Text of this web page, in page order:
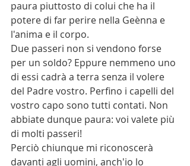
paura piuttosto di colui che ha il
potere di far perire nella Geènna e
l'anima e il corpo.
Due passeri non si vendono forse
per un soldo? Eppure nemmeno uno
di essi cadrà a terra senza il volere
del Padre vostro. Perfino i capelli del
vostro capo sono tutti contati. Non
abbiate dunque paura: voi valete più
di molti passeri!
Perciò chiunque mi riconoscerà
davanti agli uomini, anch'io lo